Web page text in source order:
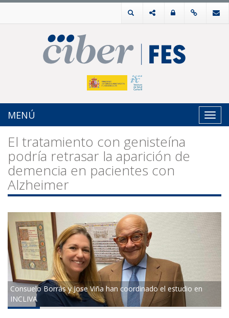
MENÚ
El tratamiento con genisteína
podría retrasar la aparición de
demencia en pacientes con
Alzheimer
Consuelo Borrás y Jose Viña han coordinado el estudio en
INCLIVA